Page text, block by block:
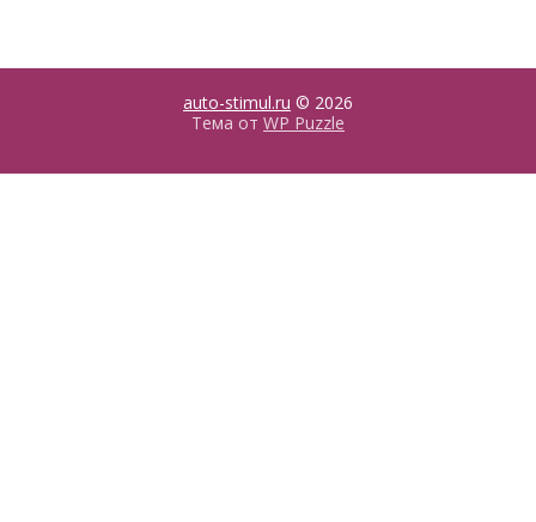
auto-stimul.ru © 2026
Тема от WP Puzzle